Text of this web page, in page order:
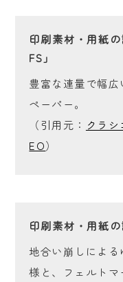
印刷素材・用紙
FS」
豊富な連量で幅
ペーパー。
（引用元： クラ
EO）
印刷素材・用紙
地合い崩しによ
様と、フェルト